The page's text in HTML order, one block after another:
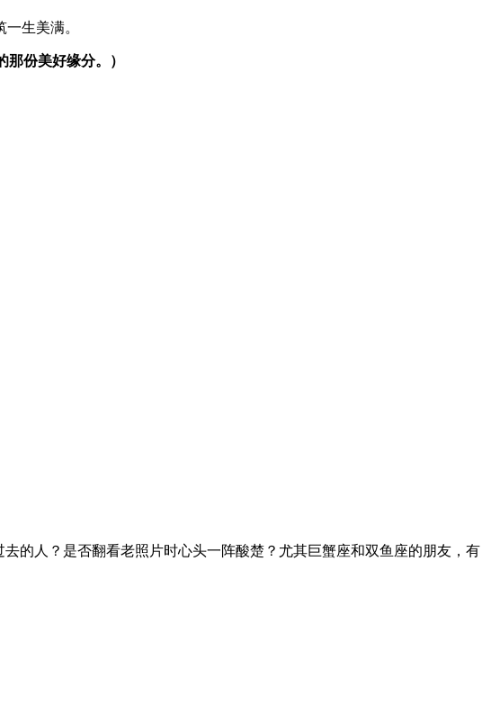
生美满。
份美好缘分。）
的人？是否翻看老照片时心头一阵酸楚？尤其巨蟹座和双鱼座的朋友，有